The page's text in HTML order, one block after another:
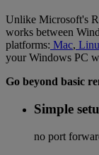
Unlike Microsoft's
works between
platforms: Mac,
your Windows PC
Go beyond basic
Simple
no port